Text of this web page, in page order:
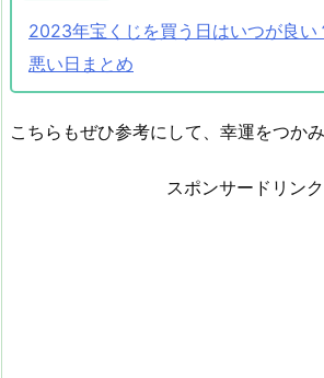
2023年宝くじを買う日はいつが良い
悪い日まとめ
こちらもぜひ参考にして、幸運をつか
スポンサードリンク